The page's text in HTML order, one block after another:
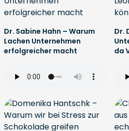
Dr. Sabine Hahn – Warum
Lachen Unternehmen
erfolgreicher macht
Dr.
da